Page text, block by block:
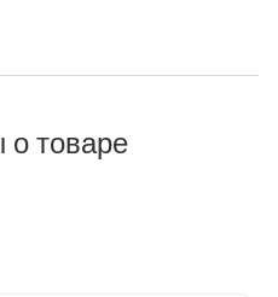
товаре